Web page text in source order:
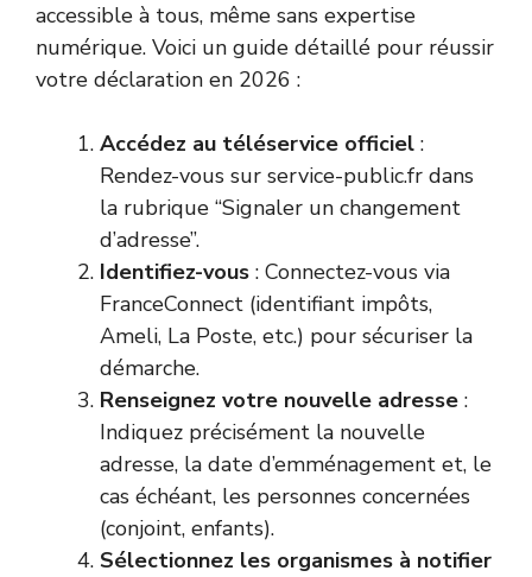
accessible à tous, même sans expertise
numérique. Voici un guide détaillé pour réussir
votre déclaration en 2026 :
Accédez au téléservice officiel :
Rendez-vous sur service-public.fr dans
la rubrique “Signaler un changement
d’adresse”.
Identifiez-vous : Connectez-vous via
FranceConnect (identifiant impôts,
Ameli, La Poste, etc.) pour sécuriser la
démarche.
Renseignez votre nouvelle adresse :
Indiquez précisément la nouvelle
adresse, la date d’emménagement et, le
cas échéant, les personnes concernées
(conjoint, enfants).
Sélectionnez les organismes à notifier